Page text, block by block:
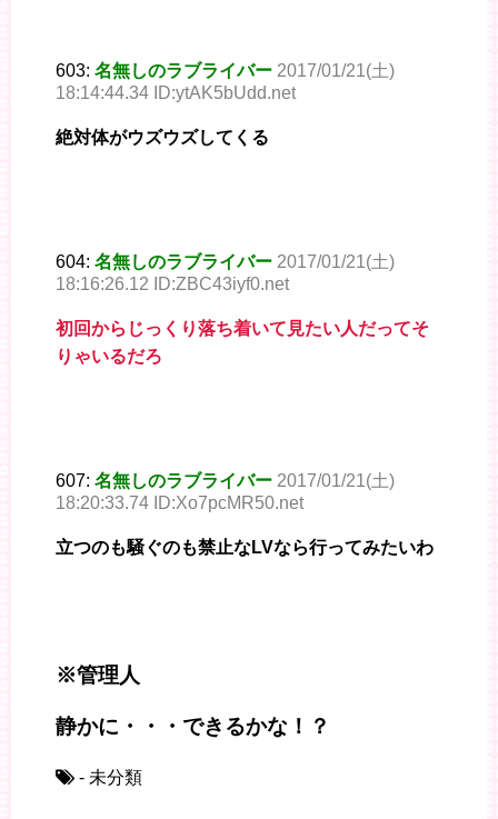
603: 名無しのラブライバー 2017/01/21(土)
18:14:44.34 ID:ytAK5bUdd.net
絶対体がウズウズしてくる
604: 名無しのラブライバー 2017/01/21(土)
18:16:26.12 ID:ZBC43iyf0.net
初回からじっくり落ち着いて見たい人だってそ
りゃいるだろ
607: 名無しのラブライバー 2017/01/21(土)
18:20:33.74 ID:Xo7pcMR50.net
立つのも騒ぐのも禁止なLVなら行ってみたいわ
※管理人
静かに・・・できるかな！？
- 未分類